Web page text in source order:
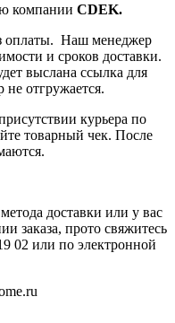
компании СDEK.
оплаты. Наш менеджер
и сроков доставки.
выслана ссылка для
не отгружается.
курьера по
товарный чек. После
доставки или у вас
заказа, прото свяжитесь
02 или по электронной